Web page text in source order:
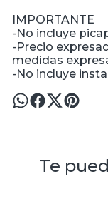
IMPORTANTE
-No incluye
-Precio
medidas
-No incluye
Te